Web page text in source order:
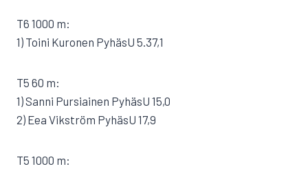
T6 1000 m:
1) Toini Kuronen PyhäsU 5.37,1
T5 60 m:
1) Sanni Pursiainen PyhäsU 15,0
2) Eea Vikström PyhäsU 17,9
T5 1000 m: